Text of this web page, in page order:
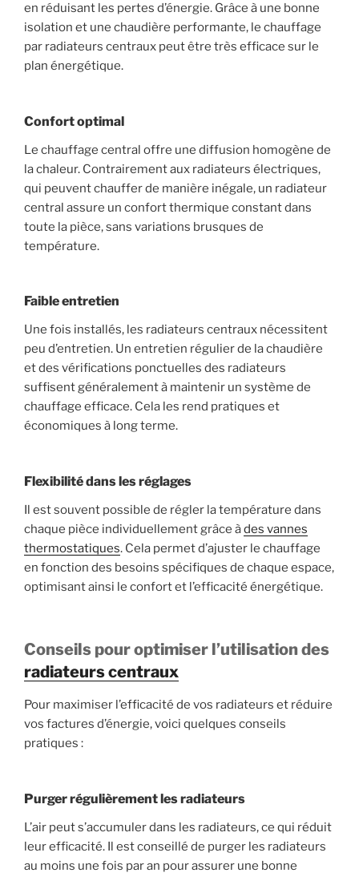
en réduisant les pertes d’énergie. Grâce à une bonne
isolation et une chaudière performante, le chauffage
par radiateurs centraux peut être très efficace sur le
plan énergétique.
Confort optimal
Le chauffage central offre une diffusion homogène de
la chaleur. Contrairement aux radiateurs électriques,
qui peuvent chauffer de manière inégale, un radiateur
central assure un confort thermique constant dans
toute la pièce, sans variations brusques de
température.
Faible entretien
Une fois installés, les radiateurs centraux nécessitent
peu d’entretien. Un entretien régulier de la chaudière
et des vérifications ponctuelles des radiateurs
suffisent généralement à maintenir un système de
chauffage efficace. Cela les rend pratiques et
économiques à long terme.
Flexibilité dans les réglages
Il est souvent possible de régler la température dans
chaque pièce individuellement grâce àdes vannes
thermostatiques. Cela permet d’ajuster le chauffage
en fonction des besoins spécifiques de chaque espace,
optimisant ainsi le confort et l’efficacité énergétique.
Conseils pour optimiser l’utilisation des
radiateurs centraux
Pour maximiser l’efficacité de vos radiateurs et réduire
vos factures d’énergie, voici quelques conseils
pratiques :
Purger régulièrement les radiateurs
L’air peut s’accumuler dans les radiateurs, ce qui réduit
leur efficacité. Il est conseillé de purger les radiateurs
au moins une fois par an pour assurer une bonne